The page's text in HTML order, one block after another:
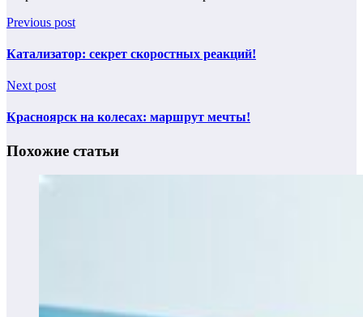
Previous post
Катализатор: секрет скоростных реакций!
Next post
Красноярск на колесах: маршрут мечты!
Похожие статьи